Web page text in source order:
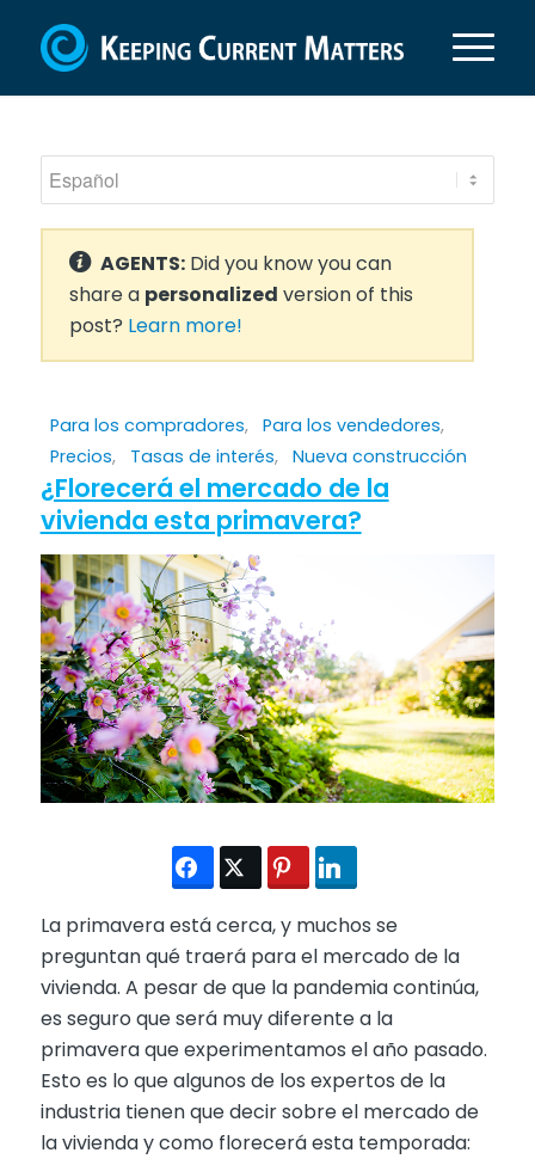
AGENTS:Did you know you can
share a personalized version of this
post? Learn more!
Para los compradores, Para los vendedores,
Precios, Tasas de interés, Nueva construcción
¿Florecerá el mercado de la
vivienda esta primavera?
La primavera está cerca, y muchos se
preguntan qué traerá para el mercado de la
vivienda. A pesar de que la pandemia continúa,
es seguro que será muy diferente a la
primavera que experimentamos el año pasado.
Esto es lo que algunos de los expertos de la
industria tienen que decir sobre el mercado de
la vivienda y como florecerá esta temporada: